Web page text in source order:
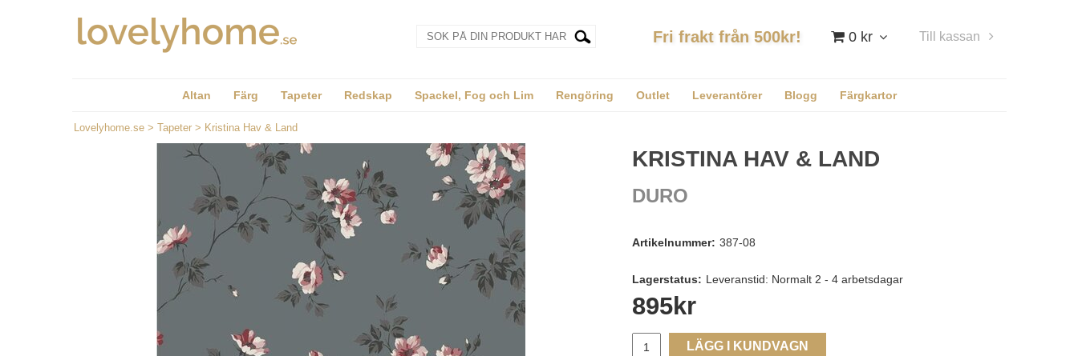
0 kr Till kassan
Fri frakt från 500kr!
Altan Färg Tapeter Redskap Spackel, Fog och Lim Rengöring Outlet Leverantörer Blogg Färgkartor
Lovelyhome.se > Tapeter > Kristina Hav & Land
KRISTINA HAV & LAND
DURO
Artikelnummer: 387-08
Lagerstatus: Leveranstid: Normalt 2 - 4 arbetsdagar
895kr
LÄGG I KUNDVAGN